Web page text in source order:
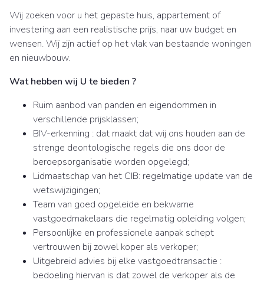
Wij zoeken voor u het gepaste huis, appartement of
investering aan een realistische prijs, naar uw budget en
wensen. Wij zijn actief op het vlak van bestaande woningen
en nieuwbouw.
Wat hebben wij U te bieden ?
Ruim aanbod van panden en eigendommen in
verschillende prijsklassen;
BIV-erkenning : dat maakt dat wij ons houden aan de
strenge deontologische regels die ons door de
beroepsorganisatie worden opgelegd;
Lidmaatschap van het CIB: regelmatige update van de
wetswijzigingen;
Team van goed opgeleide en bekwame
vastgoedmakelaars die regelmatig opleiding volgen;
Persoonlijke en professionele aanpak schept
vertrouwen bij zowel koper als verkoper;
Uitgebreid advies bij elke vastgoedtransactie :
bedoeling hiervan is dat zowel de verkoper als de